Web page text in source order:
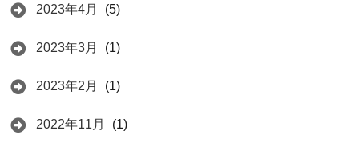
2023年4月 (5)
2023年3月 (1)
2023年2月 (1)
2022年11月 (1)